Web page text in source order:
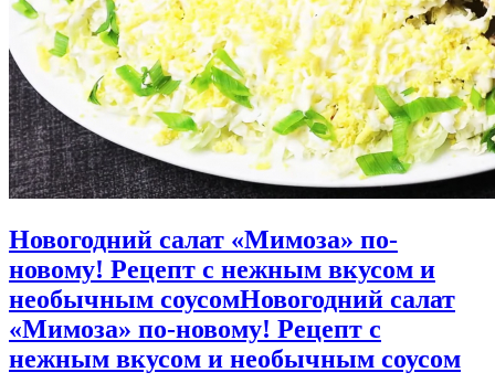
Новогодний салат «Мимоза» по-
новому! Рецепт с нежным вкусом и
необычным соусомНовогодний салат
«Мимоза» по-новому! Рецепт с
нежным вкусом и необычным соусом